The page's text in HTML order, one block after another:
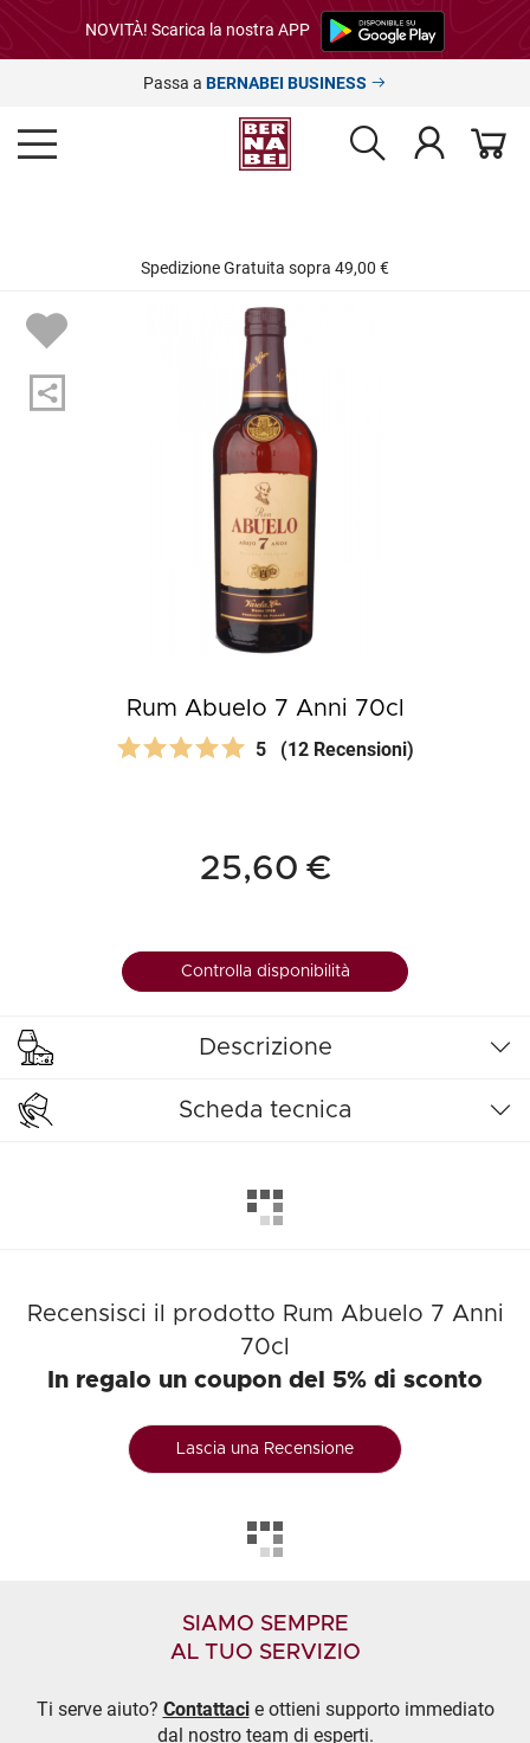
NOVITÀ! Scarica la nostra APP
Passa a BERNABEI BUSINESS
Spedizione Gratuita sopra 49,00 €
Rum Abuelo 7 Anni 70cl
5 (12 Recensioni)
25,60 €
Controlla disponibilità
Descrizione
Scheda tecnica
Recensisci il prodotto Rum Abuelo 7 Anni
70cl
In regalo un coupon del 5% di sconto
Lascia una Recensione
SIAMO SEMPRE
AL TUO SERVIZIO
Ti serve aiuto? Contattacie ottieni supporto immediato
dal nostro team di esperti.